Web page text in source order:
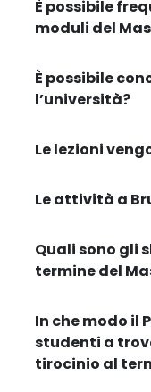
È possibile
moduli del
È possibile
l’università?
Le lezioni
Le attività a
Quali sono gli
termine del
In che modo il
studenti a
tirocinio al